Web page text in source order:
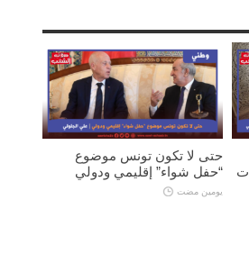
حتى لا تكون تونس موضوع
“حفل شواء” إقليمي ودولي
يومين مضت